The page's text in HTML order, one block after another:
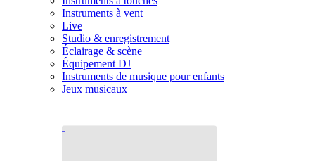
Instruments à vent
Live
Studio & enregistrement
Éclairage & scène
Équipement DJ
Instruments de musique pour enfants
Jeux musicaux